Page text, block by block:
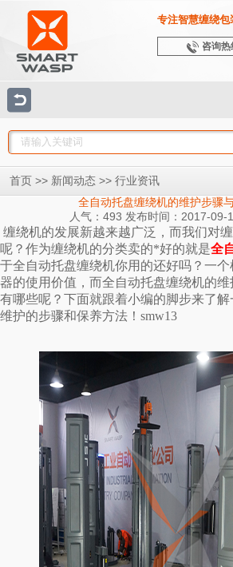
专注智慧缠绕包
咨询热
首页 >> 新闻动态 >> 行业资讯
全自动托盘缠绕机的维护步骤
人气：493 发布时间：2017-09-
缠绕机的发展新越来越广泛，而我们对
呢？作为缠绕机的分类卖的*好的就是全
于全自动托盘缠绕机你用的还好吗？一
器的使用价值，而全自动托盘缠绕机的维
有哪些呢？下面就跟着小编的脚步来了解
维护的步骤和保养方法！smw13